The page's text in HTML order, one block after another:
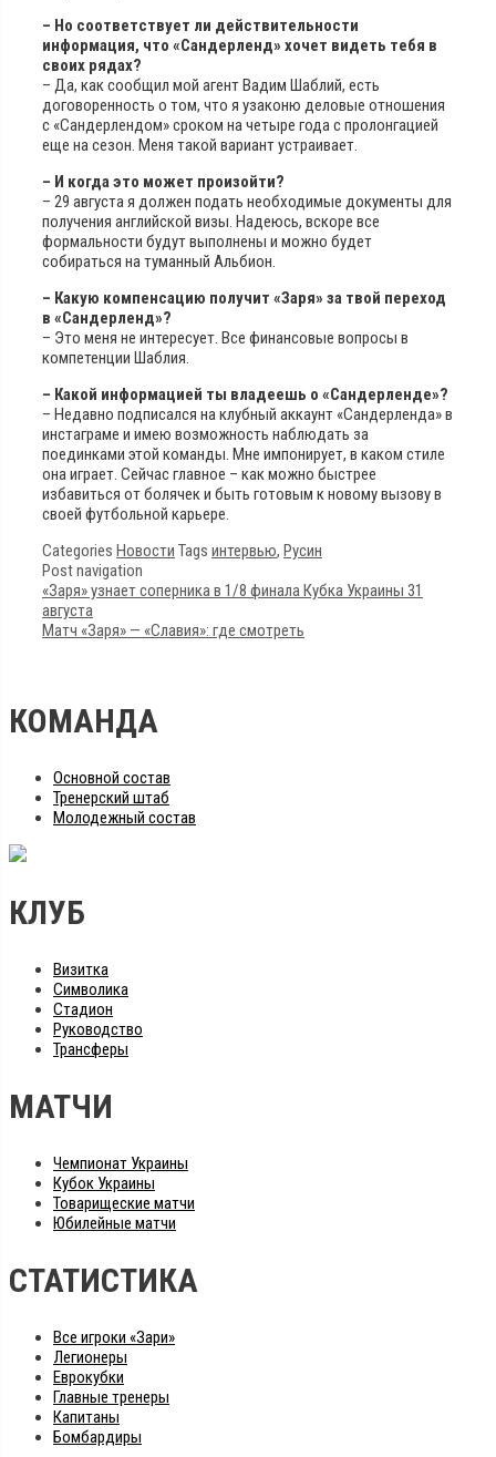
– Но соответствует ли действительности
информация, что «Сандерленд» хочет видеть тебя в
своих рядах?
– Да, как сообщил мой агент Вадим Шаблий, есть
договоренность о том, что я узаконю деловые отношения
с «Сандерлендом» сроком на четыре года с пролонгацией
еще на сезон. Меня такой вариант устраивает.
– И когда это может произойти?
– 29 августа я должен подать необходимые документы для
получения английской визы. Надеюсь, вскоре все
формальности будут выполнены и можно будет
собираться на туманный Альбион.
– Какую компенсацию получит «Заря» за твой переход
в «Сандерленд»?
– Это меня не интересует. Все финансовые вопросы в
компетенции Шаблия.
– Какой информацией ты владеешь о «Сандерленде»?
– Недавно подписался на клубный аккаунт «Сандерленда» в
инстаграме и имею возможность наблюдать за
поединками этой команды. Мне импонирует, в каком стиле
она играет. Сейчас главное – как можно быстрее
избавиться от болячек и быть готовым к новому вызову в
своей футбольной карьере.
Categories Новости Tags интервью, Русин
Post navigation
«Заря» узнает соперника в 1/8 финала Кубка Украины 31
августа
Матч «Заря» — «Славия»: где смотреть
КОМАНДА
Основной состав
Тренерский штаб
Молодежный состав
КЛУБ
Визитка
Символика
Стадион
Руководство
Трансферы
МАТЧИ
Чемпионат Украины
Кубок Украины
Товарищеские матчи
Юбилейные матчи
СТАТИСТИКА
Все игроки «Зари»
Легионеры
Еврокубки
Главные тренеры
Капитаны
Бомбардиры